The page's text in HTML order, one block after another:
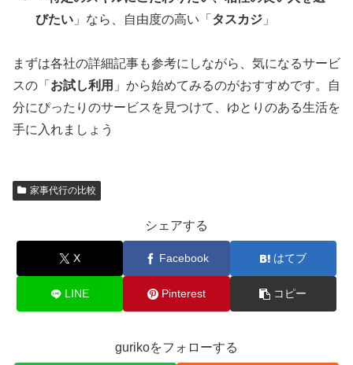
びたい 」なら、自由度の高い「 タスカジ 」
まずは各社の詳細記事も参考にしながら、気になるサービ
スの「 お試し利用 」から始めてみるのがおすすめです。自
分にぴったりのサービスを見つけて、ゆとりのある生活を
手に入れましょう
家事代行の比較
シェアする
X Facebook はてブ
LINE Pinterest コピー
gurikoをフォローする